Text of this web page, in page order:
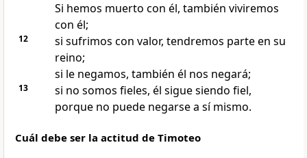
Si hemos muerto con él, también viviremos
con él;
12
si sufrimos con valor, tendremos parte en su
reino;
si le negamos, también él nos negará;
13
si no somos fieles, él sigue siendo fiel,
porque no puede negarse a sí mismo.
Cuál debe ser la actitud de Timoteo